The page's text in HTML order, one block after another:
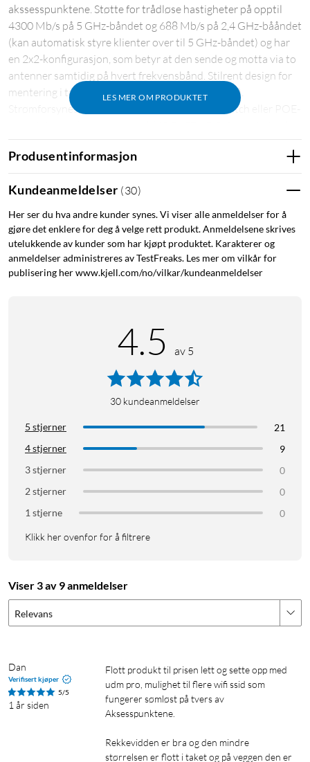
LES MER OM PRODUKTET
akssesspunktene. Støtte for trådløse hastigheter på opptil
4300 Mb/s på 5 GHz-båndet og 688 Mb/s på 2,4 GHz-bååndet
(kan automatisk styre klienter over til 5 GHz-båndet) og har
en 2x2-konfigurasjon, som betyr at den sende og motta via to
antenner samtidig på hvert frekvensbånd. Stilrent design for
mentering i tak eller på vegg (medfølgende fester).
Strømforsynes via nettverkskabel med POE-Switch eller POE-
13W maks), sørg for at injektoren må ha støtte for 2,5 Gigabit
Ethernet for optimal funksjonalitet. Konfigureres vi UniFi
kostnadsfrie kontroll-programvare (Windows, macOS) eller
app (Android og iOS). Leveres uten POE-Strøminjektor.
Mål: Ø171.5x33 mm.
Produsentinformasjon
Kundeanmeldelser (30)
Her ser du hva andre kunder synes. Vi viser alle anmeldelser for å
gjøre det enklere for deg å velge rett produkt. Anmeldelsene skrives
utelukkende av kunder som har kjøpt produktet. Karakterer og
anmeldelser administreres av TestFreaks. Les mer om vilkår for
publisering her www.kjell.com/no/vilkar/kundeanmeldelser
4.5 av 5
30 kundeanmeldelser
5 stjerner
21
4 stjerner
9
3 stjerner
0
2 stjerner
0
1 stjerne
0
Klikk her ovenfor for å filtrere
Viser 3 av 9 anmeldelser
Relevans
Dan
Verifisert kjøper
5/5
1 år siden
Flott produkt til prisen lett og sette opp med
udm pro, mulighet til flere wifi ssid som
fungerer sømløst på tvers av
Aksesspunktene.
Rekkevidden er bra og den mindre
størrelsen er flott i taket og på veggen den er